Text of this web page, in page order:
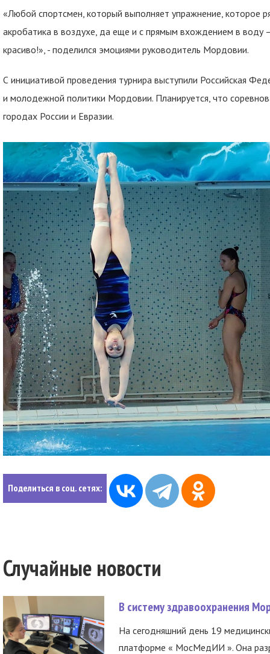
«Любой спортсмен, который выполняет упражнение, которое
акробатика в воздухе, да еще и с прямым вхождением в воду
красиво!», - поделился эмоциями руководитель Мордовии.
С инициативой проведения турнира выступили Российская
и молодежной политики Мордовии. Планируется, что
городах России и Евразии.
Поделиться в соц. сетях:
Случайные новости
В систему здравоохранения
На сегодняшний день 19
платформе « МосМедИИ ». Она